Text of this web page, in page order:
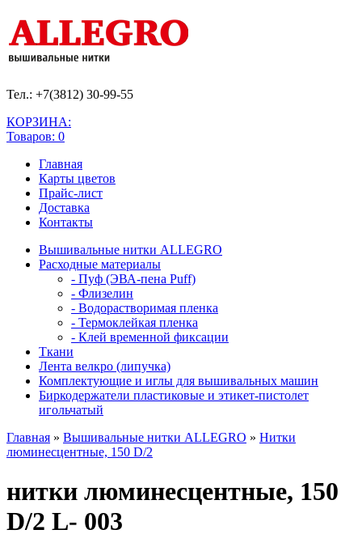
Тел.: +7(3812) 30-99-55
КОРЗИНА:
Товаров: 0
Главная
Карты цветов
Прайс-лист
Доставка
Контакты
Вышивальные нитки ALLEGRO
Расходные материалы
- Пуф (ЭВА-пена Puff)
- Флизелин
- Водорастворимая пленка
- Термоклейкая пленка
- Клей временной фиксации
Ткани
Лента велкро (липучка)
Комплектующие и иглы для вышивальных машин
Биркодержатели пластиковые и этикет-пистолет
игольчатый
Главная » Вышивальные нитки ALLEGRO » Нитки
люминесцентные, 150 D/2
нитки люминесцентные, 150
D/2 L- 003